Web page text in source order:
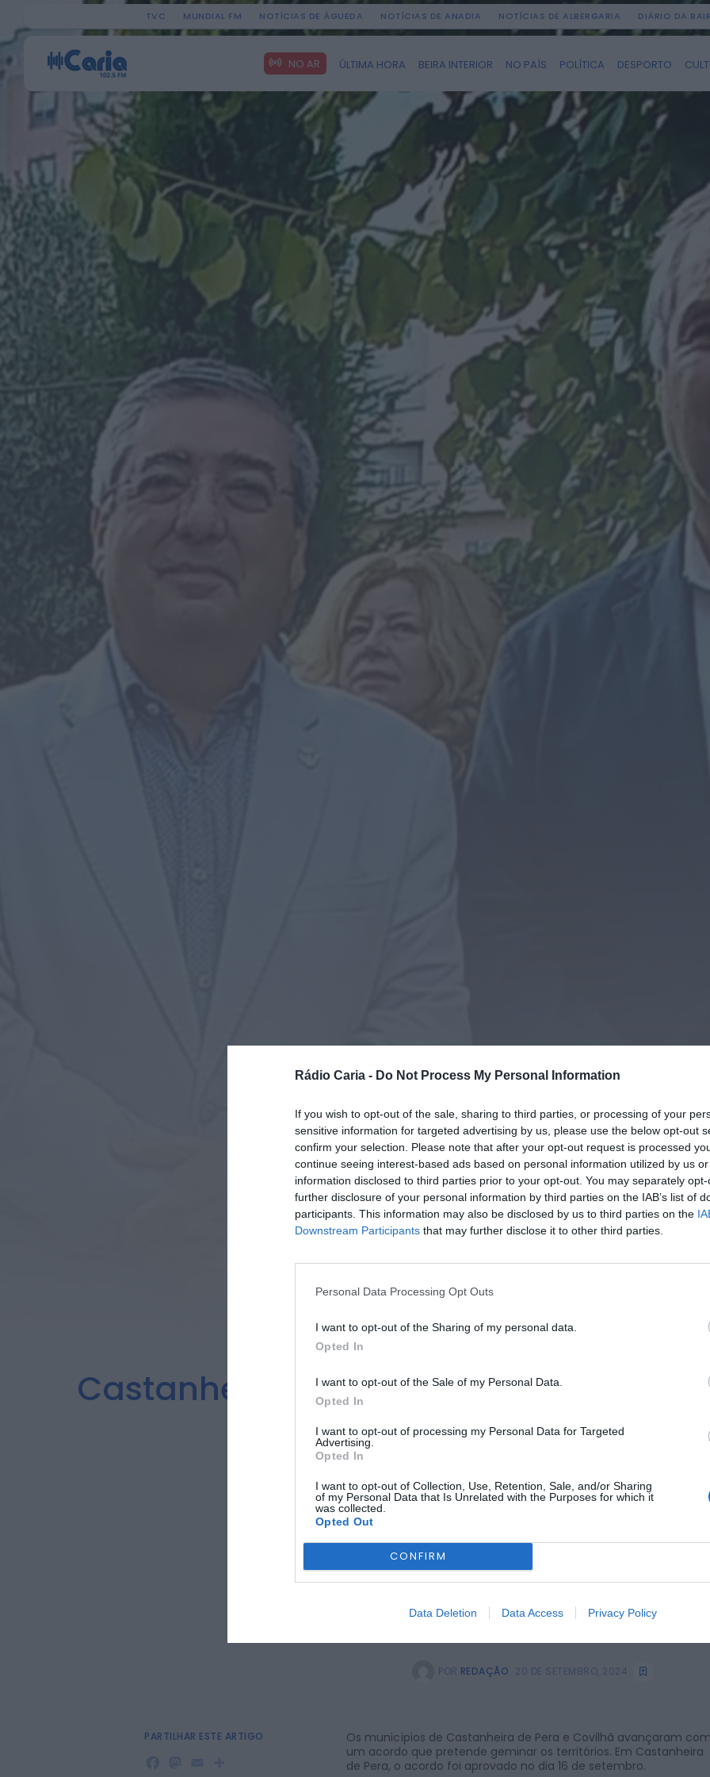
Rádio Caria - Do Not Process My Personal Information
If you wish to opt-out of the sale, sharing to third parties, or processing of your
sensitive information for targeted advertising by us, please use the below opt-out
confirm your selection. Please note that after your opt-out request is processed
continue seeing interest-based ads based on personal information utilized by us
information disclosed to third parties prior to your opt-out. You may separately
further disclosure of your personal information by third parties on the IAB’s list of
participants. This information may also be disclosed by us to third parties on the
Downstream Participants that may further disclose it to other third parties.
Personal Data Processing Opt Outs
I want to opt-out of the Sharing of my personal data.
Opted In
I want to opt-out of the Sale of my Personal Data.
Opted In
I want to opt-out of processing my Personal Data for Targeted
Advertising.
Opted In
I want to opt-out of Collection, Use, Retention, Sale, and/or Sharing
of my Personal Data that Is Unrelated with the Purposes for which it
was collected.
Opted Out
CONFIRM
Data Deletion Data Access Privacy Policy
TVC MUNDIAL FM NOTÍCIAS DE ÁGUEDA NOTÍCIAS DE ANADIA NOTÍCIAS DE ALBERGARIA DIÁRIO DA
NO AR ÚLTIMA HORA BEIRA INTERIOR NO PAÍS POLÍTICA DESPORTO
Search
for:
Castanheira de Pera e Covilhã
geminação
POR REDAÇÃO 20 DE SETEMBRO, 2024
Os municípios de Castanheira de Pera e Covilhã avançaram
um acordo que pretende geminar os territórios. Em Castanheira
de Pera, o acordo foi aprovado no dia 16 de setembro.
PARTILHAR ESTE ARTIGO